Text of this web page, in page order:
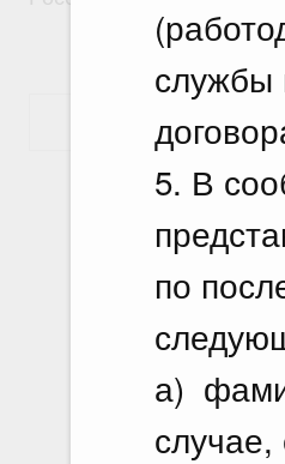
службы
5. В
по
а)